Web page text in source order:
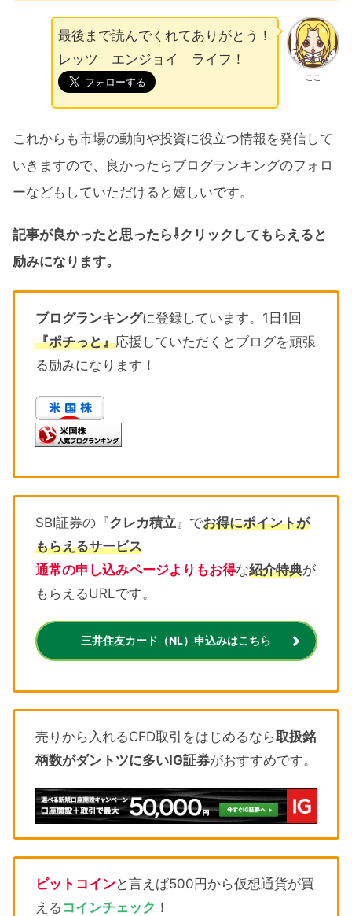
ここ
最後まで読んでくれてありがとう！
レッツ エンジョイ ライフ！
これからも市場の動向や投資に役立つ情報を発信して
いきますので、良かったらブログランキングのフォロ
ーなどもしていただけると嬉しいです。
記事が良かったと思ったら⇩クリックしてもらえると
励みになります。
ブログランキングに登録しています。1日1回
『ポチっと』応援していただくとブログを頑張
る励みになります！
SBI証券の『クレカ積立 』でお得にポイントが
もらえるサービス
通常の申し込みページよりもお得な紹介特典が
もらえるURLです。
三井住友カード（NL）申込みはこちら
売りから入れるCFD取引をはじめるなら取扱銘
柄数がダントツに多いIG証券がおすすめです。
ビットコインと言えば500円から仮想通貨が買
える コインチェック ！